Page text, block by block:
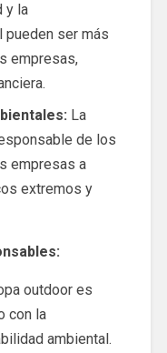
y la
ser más
empresas,
La
de los
empresas a
extremos y
outdoor es
con la
ambiental.